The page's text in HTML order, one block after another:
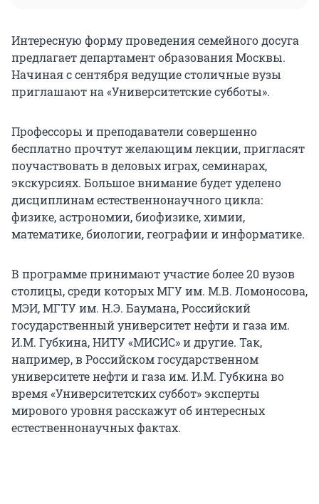
Интересную форму проведения семейного досуга
предлагает департамент образования Москвы.
Начиная с сентября ведущие столичные вузы
приглашают на «Университетские субботы».
Профессоры и преподаватели совершенно
бесплатно прочтут желающим лекции, пригласят
поучаствовать в деловых играх, семинарах,
экскурсиях. Большое внимание будет уделено
дисциплинам естественнонаучного цикла:
физике, астрономии, биофизике, химии,
математике, биологии, географии и информатике.
В программе принимают участие более 20 вузов
столицы, среди которых МГУ им. М.В. Ломоносова,
МЭИ, МГТУ им. Н.Э. Баумана, Российский
государственный университет нефти и газа им.
И.М. Губкина, НИТУ «МИСИС» и другие. Так,
например, в Российском государственном
университете нефти и газа им. И.М. Губкина во
время «Университетских суббот» эксперты
мирового уровня расскажут об интересных
естественнонаучных фактах.